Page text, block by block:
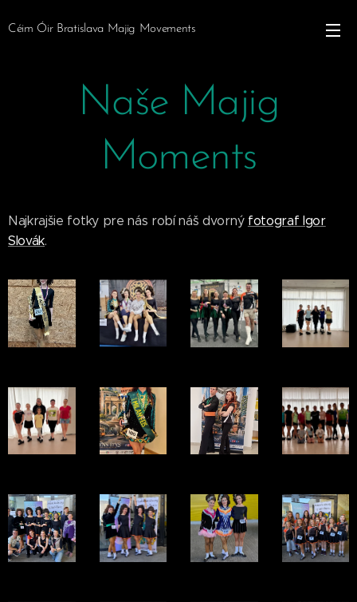
Céim Óir Bratislava Majig Movements
Naše Majig
Moments
Najkrajšie fotky pre nás robí náš dvorný fotograf Igor
Slovák.